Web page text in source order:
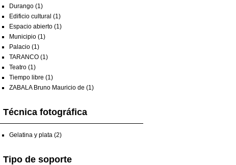
Durango (1)
Edificio cultural (1)
Espacio abierto (1)
Municipio (1)
Palacio (1)
TARANCO (1)
Teatro (1)
Tiempo libre (1)
ZABALA Bruno Mauricio de (1)
Técnica fotográfica
Gelatina y plata (2)
Tipo de soporte